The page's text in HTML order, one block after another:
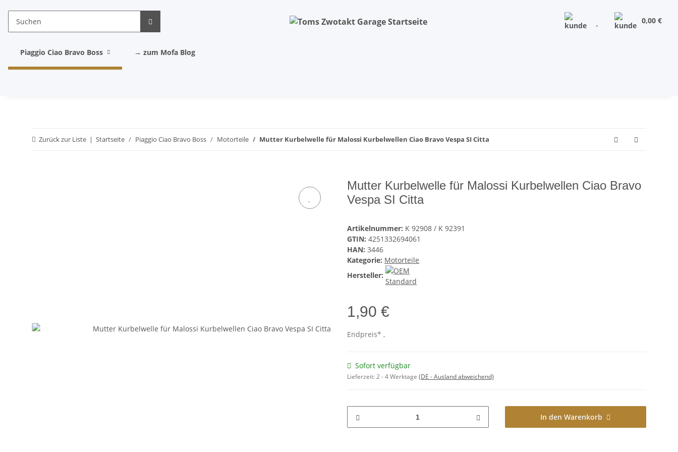
0,00 €
Piaggio Ciao Bravo Boss → zum Mofa Blog
Zurück zur Liste Startseite Piaggio Ciao Bravo Boss Motorteile Mutter Kurbelwelle für Malossi Kurbelwellen Ciao Bravo Vespa SI Citta
Mutter Kurbelwelle für Malossi Kurbelwellen Ciao Bravo
Vespa SI Citta
Artikelnummer: K 92908 / K 92391
GTIN: 4251332694061
HAN: 3446
Kategorie: Motorteile
Hersteller:
1,90 €
Endpreis* ,
Sofort verfügbar
Lieferzeit:2 - 4 Werktage (DE - Ausland abweichend)
In den Warenkorb